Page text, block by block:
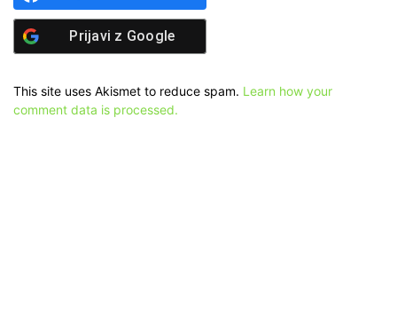
Prijavi z Google
This site uses Akismet to reduce spam. Learn how your
comment data is processed.